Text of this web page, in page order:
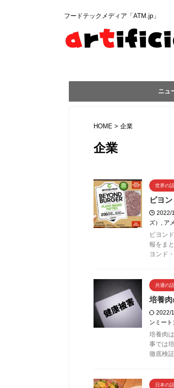
フードテックメディア「ATM.jp」
ニュ
HOME > 企業
企業
世界の話
ビヨ
2022/
ズ） , ア
ビヨン
報をま
ヨンド
共通の話
培養
2022/
ンミート
培養肉
事では
徹底検
日本の話